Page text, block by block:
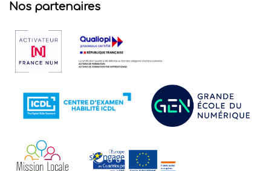
Nos partenaires